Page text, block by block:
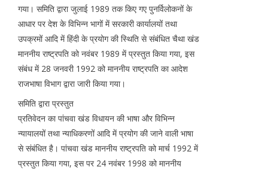
गया। समिति द्वारा जुलाई 1989 तक किए गए पुनर्विलोकनों के
आधार पर देश के विभिन्न भागों में सरकारी कार्यालयों तथा
उपक्रमों आदि में हिंदी के प्रयोग की स्थिति से संबंधित चैथा खंड
माननीय राष्ट्रपति को नवंबर 1989 में प्रस्तुत किया गया, इस
संबंध में 28 जनवरी 1992 को माननीय राष्ट्रपति का आदेश
राजभाषा विभाग द्वारा जारी किया गया।
समिति द्वारा प्रस्तुत
प्रतिवेदन का पांचवा खंड विधायन की भाषा और विभिन्न
न्यायालयों तथा न्याधिकरणों आदि में प्रयोग की जाने वाली भाषा
से संबंधित है। पांचवा खंड माननीय राष्ट्रपति को मार्च 1992 में
प्रस्तुत किया गया, इस पर 24 नवंबर 1998 को माननीय